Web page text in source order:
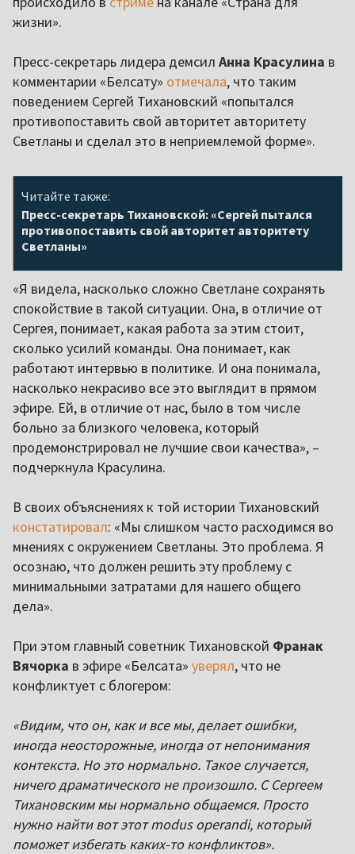
жизни».
Пресс-секретарь лидера демсил Анна Красулина в
комментарии «Белсату» отмечала, что таким
поведением Сергей Тихановский «попытался
противопоставить свой авторитет авторитету
Светланы и сделал это в неприемлемой форме».
Читайте также:
Пресс-секретарь Тихановской: «Сергей пытался
противопоставить свой авторитет авторитету
Светланы»
«Я видела, насколько сложно Светлане сохранять
спокойствие в такой ситуации. Она, в отличие от
Сергея, понимает, какая работа за этим стоит,
сколько усилий команды. Она понимает, как
работают интервью в политике. И она понимала,
насколько некрасиво все это выглядит в прямом
эфире. Ей, в отличие от нас, было в том числе
больно за близкого человека, который
продемонстрировал не лучшие свои качества», –
подчеркнула Красулина.
В своих объяснениях к той истории Тихановский
констатировал: «Мы слишком часто расходимся во
мнениях с окружением Светланы. Это проблема. Я
осознаю, что должен решить эту проблему с
минимальными затратами для нашего общего
дела».
При этом главный советник Тихановской Франак
Вячорка в эфире «Белсата» уверял, что не
конфликтует с блогером:
«Видим, что он, как и все мы, делает ошибки,
иногда неосторожные, иногда от непонимания
контекста. Но это нормально. Такое случается,
ничего драматического не произошло. С Сергеем
Тихановским мы нормально общаемся. Просто
нужно найти вот этот modus operandi, который
поможет избегать каких-то конфликтов».